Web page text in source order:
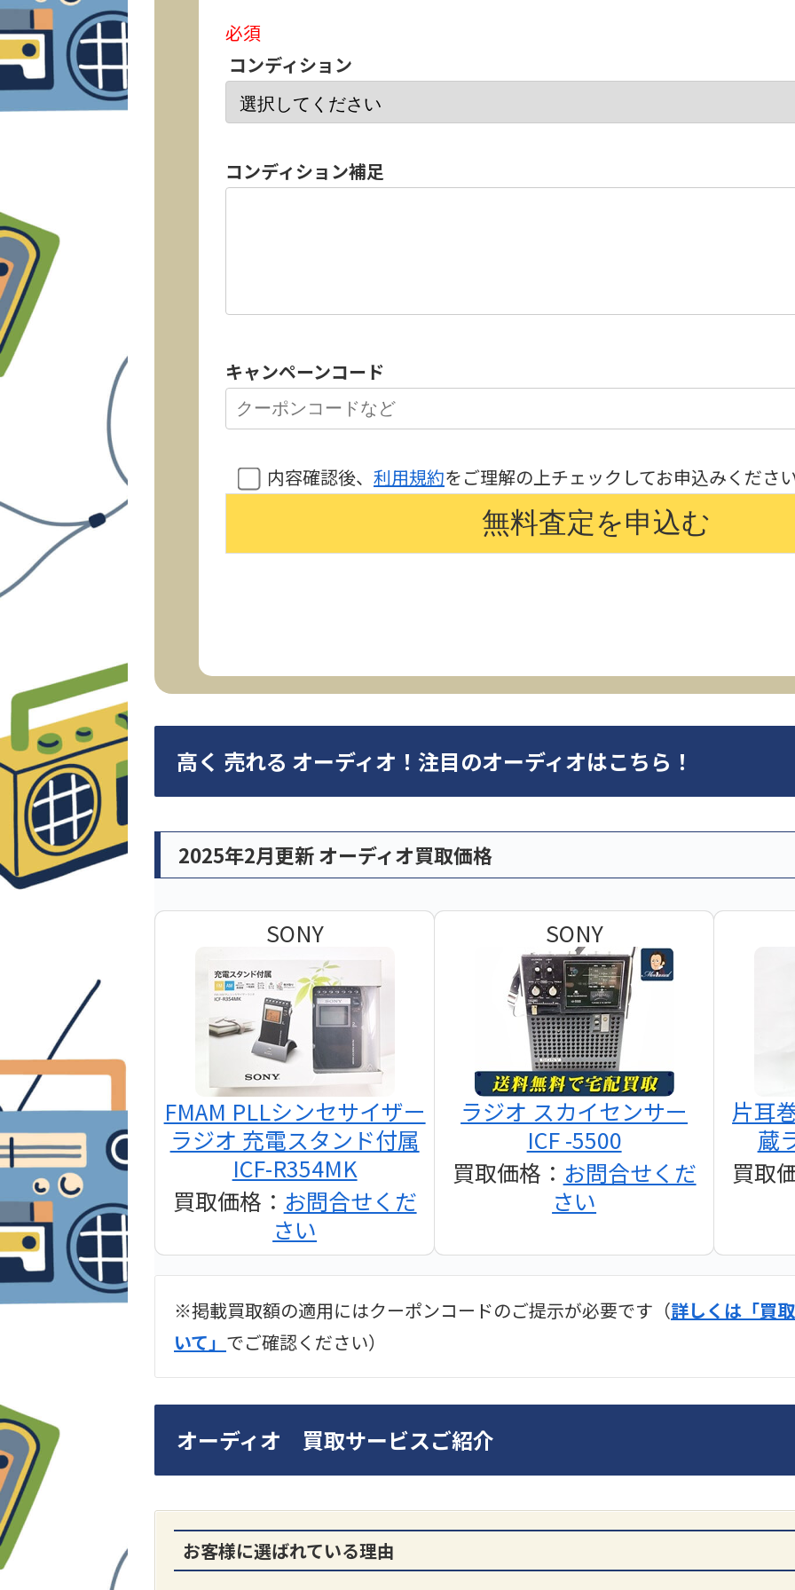
必須
コンディション
コンディション補足
キャンペーンコード
内容確認後、 利用規約をご理解の上チェックしてお申込みくださ
高く 売れる オーディオ！注目のオーディオはこちら！
2025年2月更新 オーディオ買取価格
SONY
FMAM PLLシンセサイザー
ラジオ 充電スタンド付属
ICF-R354MK
買取価格： お問合せくだ
さい
SONY
ラジオ スカイセンサー
ICF -5500
買取価格： お問合せくだ
さい
片耳
蔵
買取
2024年12月更新 オーディオ買取価格
LUXKIT
A3300 真空管プリアンプ
SONY
※掲載買取額の適用にはクーポンコードのご提示が必要です（詳しくは「買
いて」 でご確認ください）
オーディオ 買取サービスご紹介
お客様に選ばれている理由